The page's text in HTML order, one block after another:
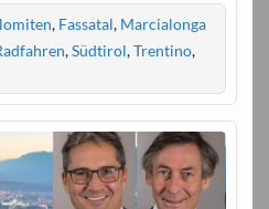
, Fassatal, Marcialonga
,Südtirol,Trentino,